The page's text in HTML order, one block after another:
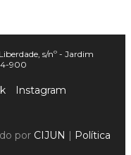
s/nº - Jardim
900
Instagram
por CIJUN | Política